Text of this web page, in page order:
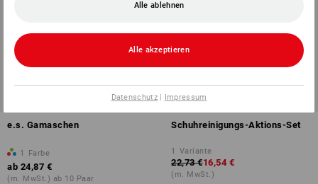
e.s. Gamaschen
1 Farbe
ab 24,87 €
(m. MwSt.) ab 10 Paar
SETPREIS -27%
Schuhreinigungs-Aktions-Set
1 Variante
22,73 €16,54 €
(m. MwSt.)
Alle ablehnen
Alle akzeptieren
Datenschutz| Impressum